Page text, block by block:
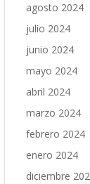
agosto 2024
julio 2024
junio 2024
mayo 2024
abril 2024
marzo 2024
febrero 2024
enero 2024
diciembre